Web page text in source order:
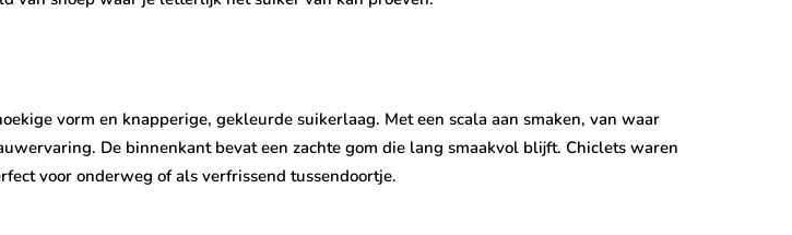
vorm en knapperige, gekleurde suikerlaag. Met een scala aan smaken, van waar
De binnenkant bevat een zachte gom die lang smaakvol blijft. Chiclets waren
voor onderweg of als verfrissend tussendoortje.